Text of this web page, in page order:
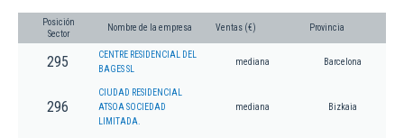
Posición
Sector
Nombre de la empresa Ventas (€) Provincia
295
CENTRE RESIDENCIAL DEL
BAGES SL
mediana Barcelona
296
CIUDAD RESIDENCIAL
ATSOA SOCIEDAD
LIMITADA.
mediana Bizkaia